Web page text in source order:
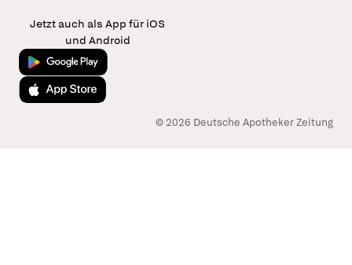
Jetzt auch als App für iOS
und Android
Jetzt bei Google Play
Laden im App Store
© 2026 Deutsche Apotheker Zeitung